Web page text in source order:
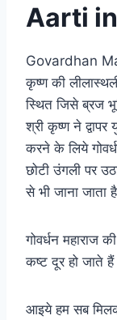
Aarti
Govardhan
कृष्ण की
स्थित जिसे ब्रज
श्री कृष्ण ने द्वापर
करने के लिये
छोटी उंगली पर
से भी जाना जाता
गोवर्धन महाराज
कष्ट दूर हो जाते हैं
आइये हम सब